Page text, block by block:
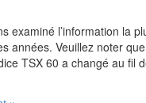
examiné l’information la
années. Veuillez noter
TSX 60 a changé au fil